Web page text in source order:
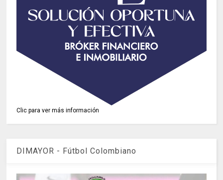
Clic para ver más información
DIMAYOR - Fútbol Colombiano